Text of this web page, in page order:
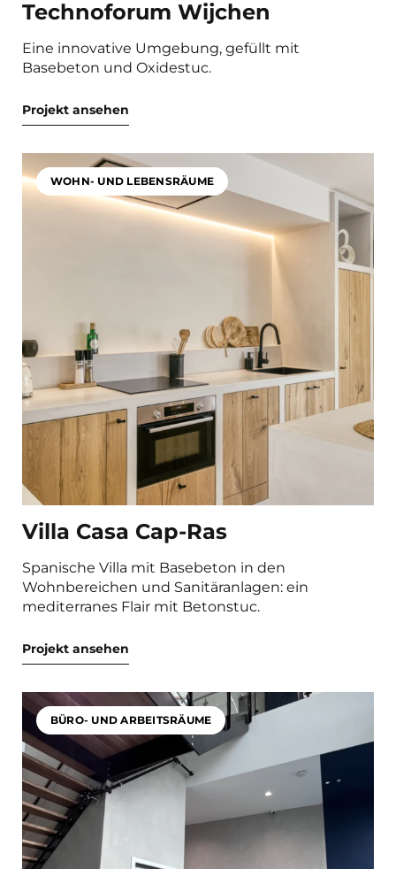
Technoforum Wijchen
Eine innovative Umgebung, gefüllt mit
Basebeton und Oxidestuc.
Projekt ansehen
WOHN- UND LEBENSRÄUME
Villa Casa Cap-Ras
Spanische Villa mit Basebeton in den
Wohnbereichen und Sanitäranlagen: ein
mediterranes Flair mit Betonstuc.
Projekt ansehen
BÜRO- UND ARBEITSRÄUME